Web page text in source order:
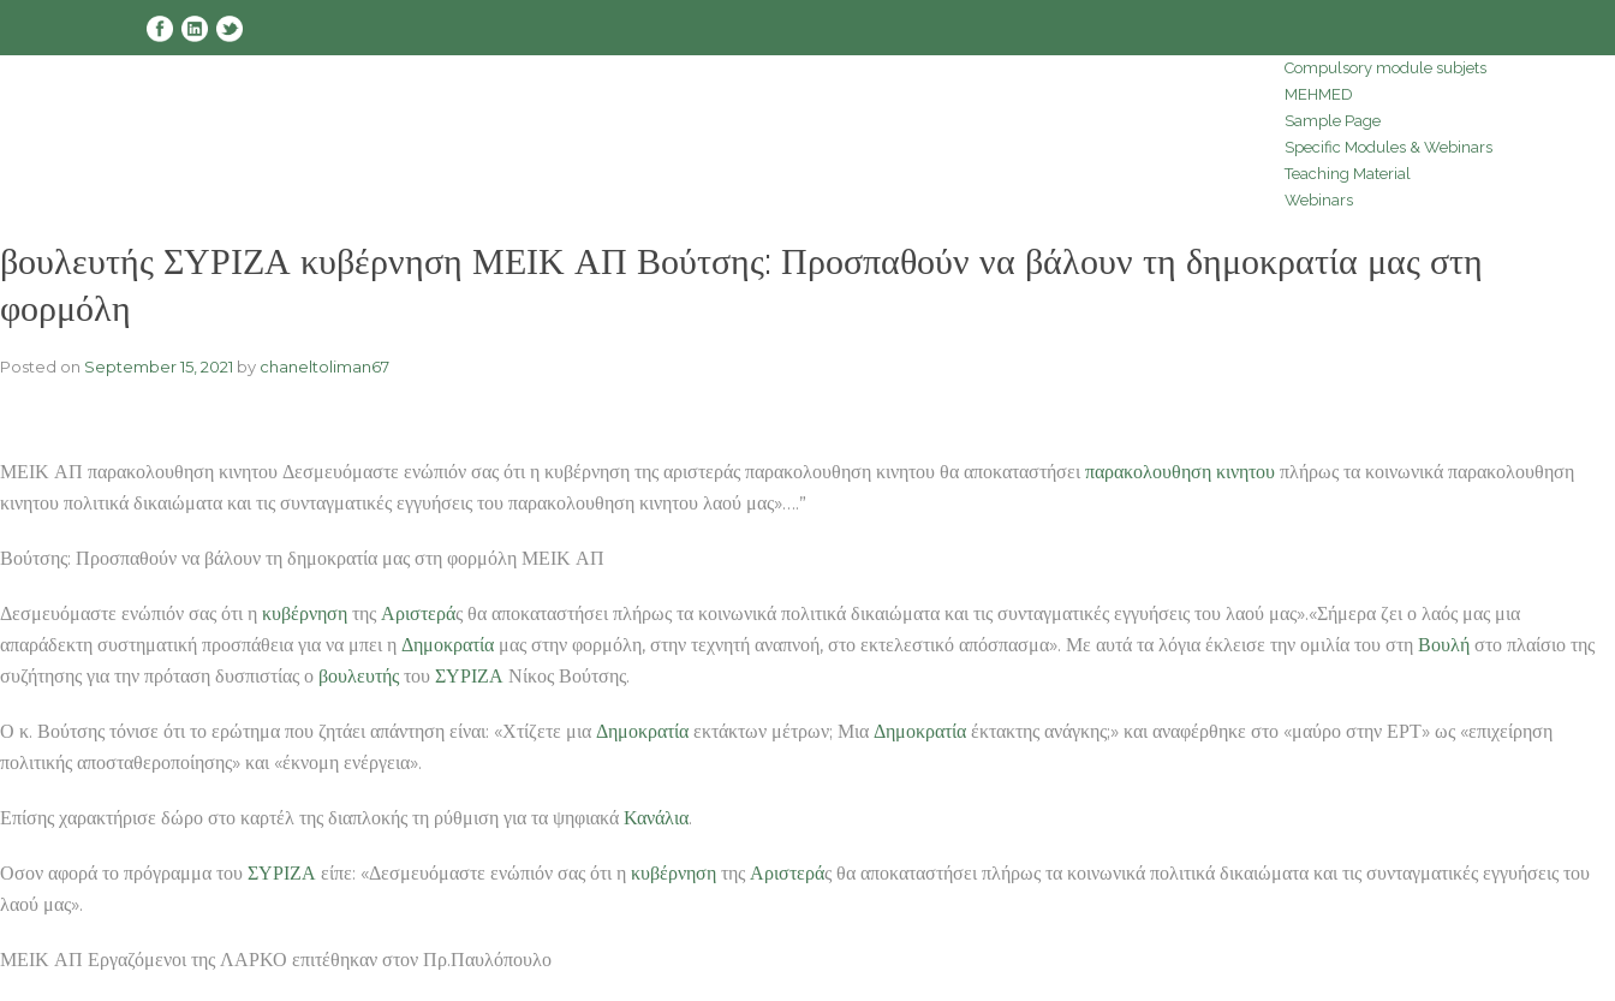
Compulsory module subjets
MEHMED
Sample Page
Specific Modules & Webinars
Teaching Material
Webinars
βουλευτής ΣΥΡΙΖΑ κυβέρνηση ΜΕΙΚ ΑΠ Βούτσης: Προσπαθούν να βάλουν τη δημοκρατία μας στη
φορμόλη
Posted on September 15, 2021 by chaneltoliman67
ΜΕΙΚ ΑΠ παρακολουθηση κινητου Δεσμευόμαστε ενώπιόν σας ότι η κυβέρνηση της αριστεράς παρακολουθηση κινητου θα αποκαταστήσει παρακολουθηση κινητου πλήρως τα κοινωνικά παρακολουθηση
κινητου πολιτικά δικαιώματα και τις συνταγματικές εγγυήσεις του παρακολουθηση κινητου λαού μας»….”
Βούτσης: Προσπαθούν να βάλουν τη δημοκρατία μας στη φορμόλη ΜΕΙΚ ΑΠ
Δεσμευόμαστε ενώπιόν σας ότι η κυβέρνηση της Αριστεράς θα αποκαταστήσει πλήρως τα κοινωνικά πολιτικά δικαιώματα και τις συνταγματικές εγγυήσεις του λαού μας».«Σήμερα ζει ο λαός μας μια
απαράδεκτη συστηματική προσπάθεια για να μπει η Δημοκρατία μας στην φορμόλη, στην τεχνητή αναπνοή, στο εκτελεστικό απόσπασμα». Με αυτά τα λόγια έκλεισε την ομιλία του στη Βουλή στο πλαίσιο της
συζήτησης για την πρόταση δυσπιστίας ο βουλευτής του ΣΥΡΙΖΑ Νίκος Βούτσης.
Ο κ. Βούτσης τόνισε ότι το ερώτημα που ζητάει απάντηση είναι: «Χτίζετε μια Δημοκρατία εκτάκτων μέτρων; Μια Δημοκρατία έκτακτης ανάγκης;» και αναφέρθηκε στο «μαύρο στην ΕΡΤ» ως «επιχείρηση
πολιτικής αποσταθεροποίησης» και «έκνομη ενέργεια».
Επίσης χαρακτήρισε δώρο στο καρτέλ της διαπλοκής τη ρύθμιση για τα ψηφιακά Κανάλια.
Οσον αφορά το πρόγραμμα του ΣΥΡΙΖΑ είπε: «Δεσμευόμαστε ενώπιόν σας ότι η κυβέρνηση της Αριστεράς θα αποκαταστήσει πλήρως τα κοινωνικά πολιτικά δικαιώματα και τις συνταγματικές εγγυήσεις του
λαού μας».
ΜΕΙΚ ΑΠ Εργαζόμενοι της ΛΑΡΚΟ επιτέθηκαν στον Πρ.Παυλόπουλο